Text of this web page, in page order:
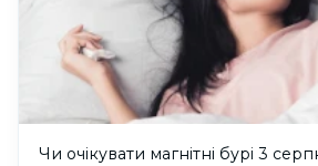
Чи очікувати магнітні бурі 3